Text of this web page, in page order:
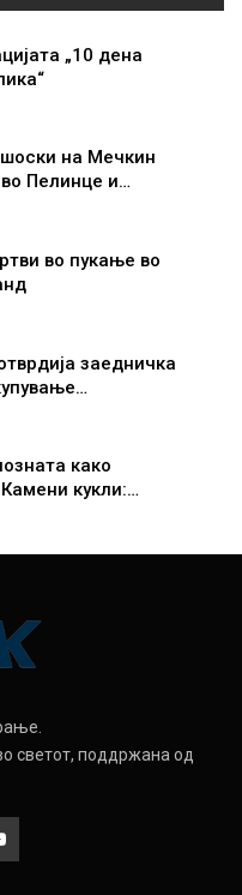
„10 дена
на Мечкин
Пелинце и…
во пукање во
заедничка
како
кукли:…
светот, поддржана од